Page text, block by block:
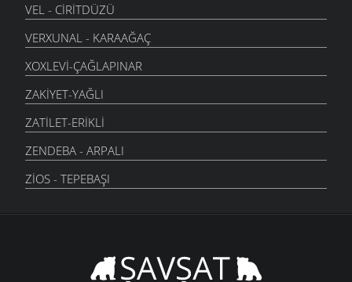
VEL - CIRITDÜZÜ
VERXUNAL - KARAAĞAÇ
XOXLEVI-ÇAĞLAPINAR
ZAKIYET-YAĞLI
ZATILET-ERIKLI
ZENDEBA - ARPALI
ZIOS - TEPEBAŞI